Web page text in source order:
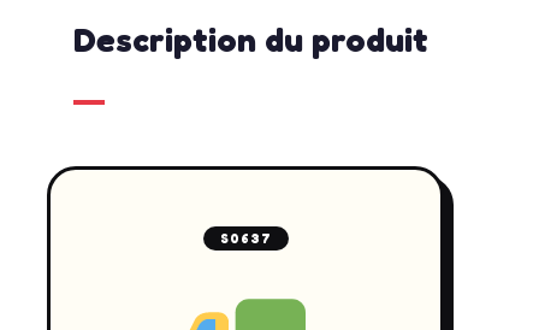
Description du produit
S0637